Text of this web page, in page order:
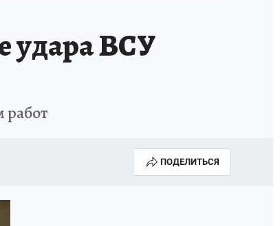
удара ВСУ
работ
ПОДЕЛИТЬСЯ